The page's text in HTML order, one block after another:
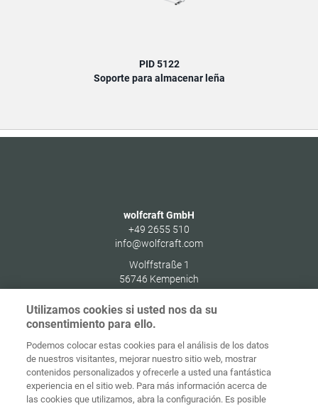
PID 5122
Soporte para almacenar leña
wolfcraft GmbH
+49 2655 510
info@wolfcraft.com
Wolffstraße 1
56746 Kempenich
Inicio Contacto Aviso legal
Protección de
datos
Utilizamos cookies si usted nos da su
consentimiento para ello.
Podemos colocar estas cookies para el análisis de los datos
de nuestros visitantes, mejorar nuestro sitio web, mostrar
contenidos personalizados y ofrecerle a usted una fantástica
experiencia en el sitio web. Para más información acerca de
las cookies que utilizamos, abra la configuración. Es posible